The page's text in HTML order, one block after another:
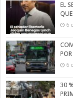
EL
6
6
30